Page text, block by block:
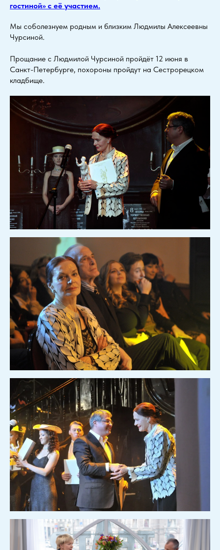
гостиной» с её участием.
Мы соболезнуем родным и близким Людмилы Алексеевны
Чурсиной.
Прощание с Людмилой Чурсиной пройдёт 12 июня в
Санкт-Петербурге, похороны пройдут на Сестрорецком
кладбище.